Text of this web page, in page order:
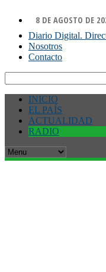
8 DE AGOSTO DE
Diario Digital.
Nosotros
Contacto
INICIO
EL PAÍS
ACTUALIDAD
RADIO